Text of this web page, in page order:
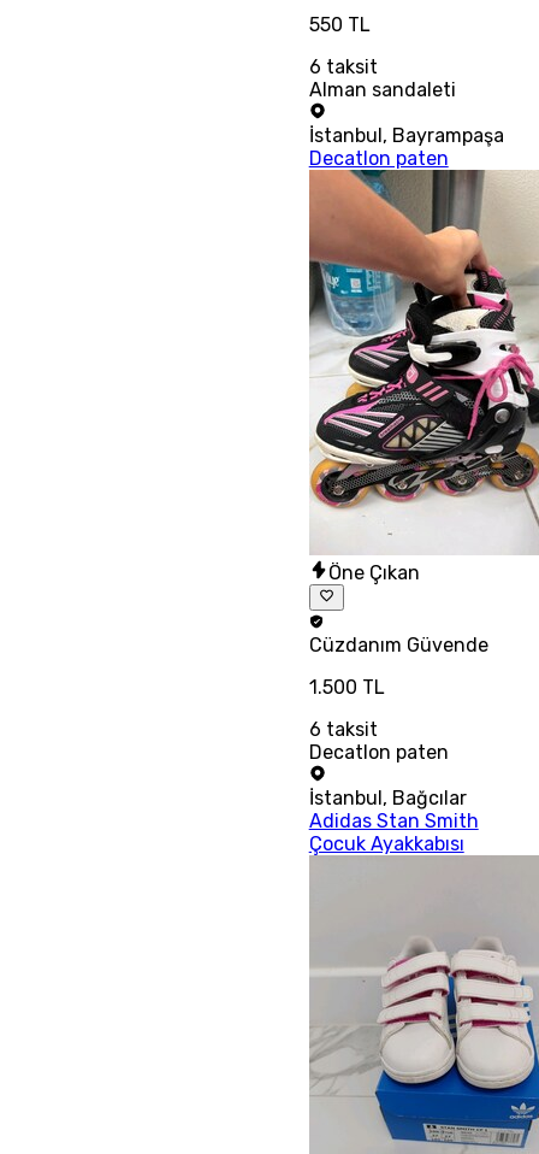
550 TL
6 taksit
Alman sandaleti
İstanbul, Bayrampaşa
Decatlon paten
Öne Çıkan
Cüzdanım Güvende
1.500 TL
6 taksit
Decatlon paten
İstanbul, Bağcılar
Adidas Stan Smith
Çocuk Ayakkabısı